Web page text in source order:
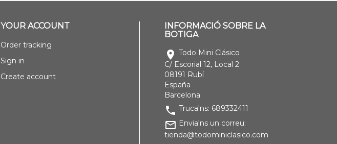
YOUR ACCOUNT
Order tracking
Sign in
Create account
INFORMACIÓ SOBRE LA
BOTIGA
location_on Todo Mini Clásico
C/ Escorial 12, Local 2
08191 Rubí
España
Barcelona
phone Truca'ns: 689332411
mail_outline Envia'ns un correu:
tienda@todominiclasico.com